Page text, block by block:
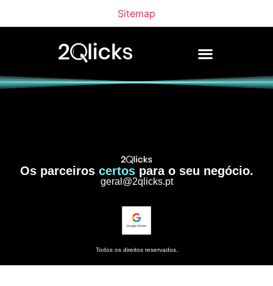
Sitemap
Os parceiros certospara o seu negócio.
geral@2qlicks.pt
Todos os direitos reservados.